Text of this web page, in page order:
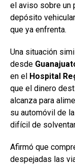
el aviso sobre un
depósito
que ya enfrenta.
Una situación
desde
en el Hospital
que el dinero
alcanza para
su automóvil de
difícil de
Afirmó que
despejadas las